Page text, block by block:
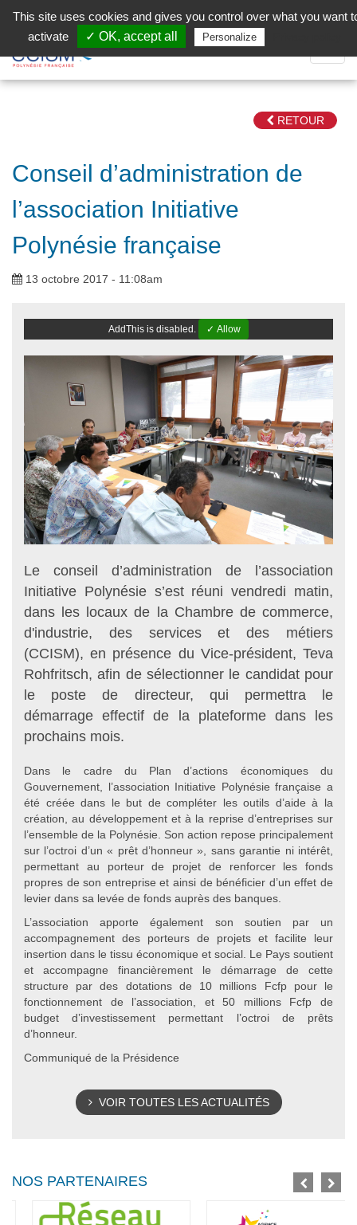
Facebook (Customer Chat) is disabled.
la
RETOUR
Conseil d’administration de
l’association Initiative
Polynésie française
13 octobre 2017 - 11:08am
AddThis is disabled. ✓ Allow
Le conseil d’administration de l’association
Initiative Polynésie s’est réuni vendredi matin,
dans les locaux de la Chambre de commerce,
d'industrie, des services et des métiers
(CCISM), en présence du Vice-président, Teva
Rohfritsch, afin de sélectionner le candidat pour
le poste de directeur, qui permettra le
démarrage effectif de la plateforme dans les
prochains mois.
Dans le cadre du Plan d’actions économiques du
Gouvernement, l’association Initiative Polynésie française a
été créée dans le but de compléter les outils d’aide à la
création, au développement et à la reprise d’entreprises sur
l’ensemble de la Polynésie. Son action repose principalement
sur l’octroi d’un « prêt d’honneur », sans garantie ni intérêt,
permettant au porteur de projet de renforcer les fonds
propres de son entreprise et ainsi de bénéficier d’un effet de
levier dans sa levée de fonds auprès des banques.
L’association apporte également son soutien par un
accompagnement des porteurs de projets et facilite leur
insertion dans le tissu économique et social. Le Pays soutient
et accompagne financièrement le démarrage de cette
structure par des dotations de 10 millions Fcfp pour le
fonctionnement de l’association, et 50 millions Fcfp de
budget d’investissement permettant l’octroi de prêts
d’honneur.
Communiqué de la Présidence
VOIR TOUTES LES ACTUALITÉS
NOS PARTENAIRES
This site uses cookies and gives you control over what you want
activate
✓ OK, accept all Personalize